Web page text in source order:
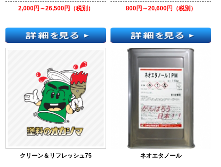
2,000円～26,500円（税別） 800円～20,600円（税別）
クリーン＆リフレッシュ75 ネオエタノール